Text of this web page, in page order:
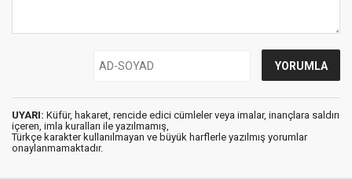
UYARI: Küfür, hakaret, rencide edici cümleler veya imalar, inançlara saldırı
içeren, imla kuralları ile yazılmamış,
Türkçe karakter kullanılmayan ve büyük harflerle yazılmış yorumlar
onaylanmamaktadır.